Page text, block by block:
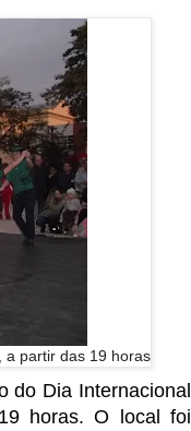
a partir das 19 horas
do Dia Internacional
horas. O local foi